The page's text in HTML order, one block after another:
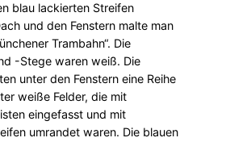
blau lackierten Streifen
und den Fenstern malte man
Trambahn“. Die
-Stege waren weiß. Die
unter den Fenstern eine Reihe
weiße Felder, die mit
eingefasst und mit
umrandet waren. Die blauen